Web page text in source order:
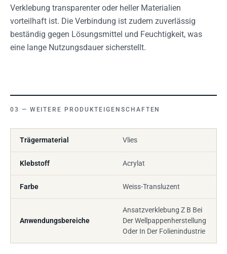
Verklebung transparenter oder heller Materialien
vorteilhaft ist. Die Verbindung ist zudem zuverlässig
beständig gegen Lösungsmittel und Feuchtigkeit, was
eine lange Nutzungsdauer sicherstellt.
WEITERE PRODUKTEIGENSCHAFTEN
Trägermaterial Vlies
Klebstoff Acrylat
Farbe Weiss-Transluzent
Anwendungsbereiche
Ansatzverklebung Z B Bei
Der Wellpappenherstellung
Oder In Der Folienindustrie